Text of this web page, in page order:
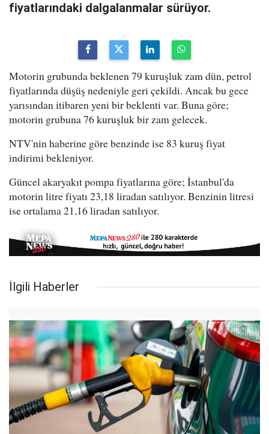
fiyatlarındaki dalgalanmalar sürüyor.
Motorin grubunda beklenen 79 kuruşluk zam dün, petrol
fiyatlarında düşüş nedeniyle geri çekildi. Ancak bu gece
yarısından itibaren yeni bir beklenti var. Buna göre;
motorin grubuna 76 kuruşluk bir zam gelecek.
NTV'nin haberine göre benzinde ise 83 kuruş fiyat
indirimi bekleniyor.
Güncel akaryakıt pompa fiyatlarına göre; İstanbul'da
motorin litre fiyatı 23,18 liradan satılıyor. Benzinin litresi
ise ortalama 21,16 liradan satılıyor.
İlgili Haberler